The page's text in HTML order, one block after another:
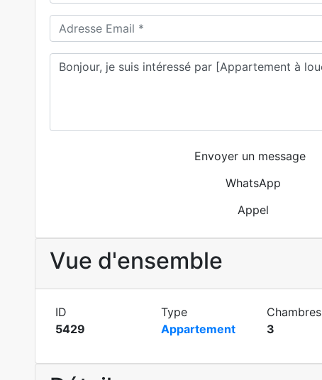
Envoyer un message
WhatsApp
Appel
Vue d'ensemble
ID
5429
Type
Appartement
Chambres
3